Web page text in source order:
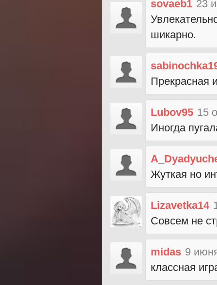
sovaeb1 23
шикарно.
Прекрасная
Lubov95 15
Иногда
Жуткая но
Lizavetka14
Совсем не
midas 9
классная